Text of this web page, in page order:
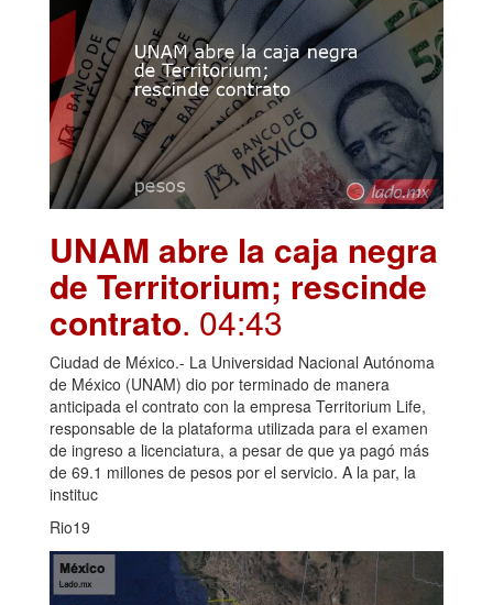
UNAM abre la caja negra
de Territorium; rescinde
contrato. 04:43
Ciudad de México.- La Universidad Nacional Autónoma
de México (UNAM) dio por terminado de manera
anticipada el contrato con la empresa Territorium Life,
responsable de la plataforma utilizada para el examen
de ingreso a licenciatura, a pesar de que ya pagó más
de 69.1 millones de pesos por el servicio. A la par, la
instituc
Rio19